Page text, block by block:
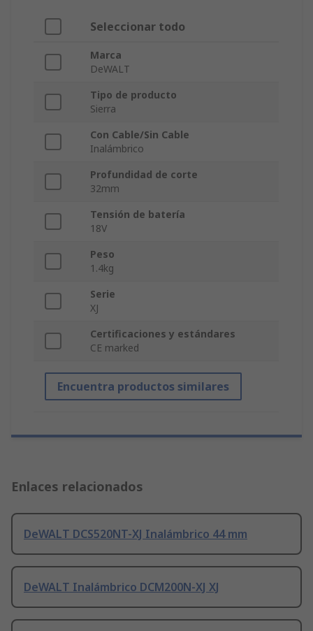
Seleccionar todo
Marca
DeWALT
Tipo de producto
Sierra
Con Cable/Sin Cable
Inalámbrico
Profundidad de corte
32mm
Tensión de batería
18V
Peso
1.4kg
Serie
XJ
Certificaciones y estándares
CE marked
Encuentra productos similares
Enlaces relacionados
DeWALT DCS520NT-XJ Inalámbrico 44 mm
DeWALT Inalámbrico DCM200N-XJ XJ